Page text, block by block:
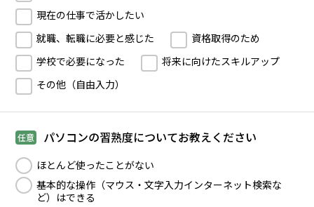
現在の仕事で活かしたい
就職、転職に必要と感じた
資格取得のため
学校で必要になった
将来に向けたスキルアップ
その他（自由入力）
任意 パソコンの習熟度についてお教えください
ほとんど使ったことがない
基本的な操作（マウス・文字入力インターネット検索な
ど）はできる